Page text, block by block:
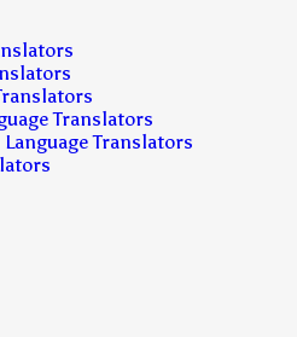
Translators
Translators